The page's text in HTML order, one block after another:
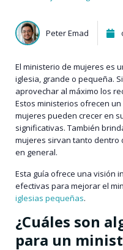
Peter Emad
El ministerio de mujeres es
iglesia, grande o pequeña.
aprovechar al máximo los
Estos ministerios ofrecen
mujeres pueden crecer en
significativas. También
mujeres sirvan tanto dentro
en general.
Esta guía ofrece una visión
efectivas para mejorar el
iglesias pequeñas.
¿Cuáles son
para un